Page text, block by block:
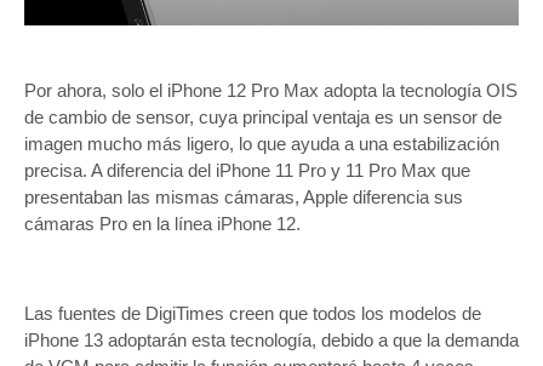
Por ahora, solo el iPhone 12 Pro Max adopta la tecnología OIS
de cambio de sensor, cuya principal ventaja es un sensor de
imagen mucho más ligero, lo que ayuda a una estabilización
precisa. A diferencia del iPhone 11 Pro y 11 Pro Max que
presentaban las mismas cámaras, Apple diferencia sus
cámaras Pro en la línea iPhone 12.
Las fuentes de DigiTimes creen que todos los modelos de
iPhone 13 adoptarán esta tecnología, debido a que la demanda